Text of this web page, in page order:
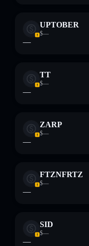
UPTOBER
$—
—
TT
$—
—
ZARP
$—
—
FTZNFRTZ
$—
—
SID
$—
—